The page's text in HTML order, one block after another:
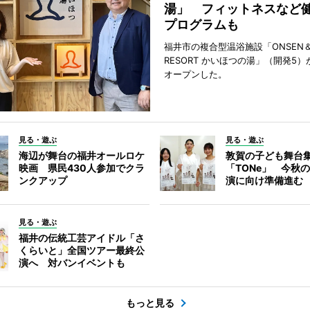
湯」 フィットネスなど
プログラムも
福井市の複合型温浴施設「ONSEN
RESORT かいほつの湯」（開発5）
オープンした。
見る・遊ぶ
海辺が舞台の福井オールロケ
映画 県民430人参加でクラ
ンクアップ
見る・遊ぶ
敦賀の子ども舞台
「TONe」 今秋
演に向け準備進む
見る・遊ぶ
福井の伝統工芸アイドル「さ
くらいと」全国ツアー最終公
演へ 対バンイベントも
もっと見る